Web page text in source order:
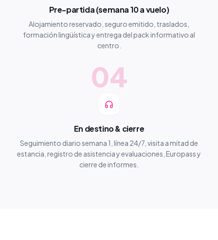
Pre-partida (semana 10 a vuelo)
Alojamiento reservado, seguro emitido, traslados,
formación lingüística y entrega del pack informativo al
centro.
04
En destino & cierre
Seguimiento diario semana 1, línea 24/7, visita a mitad de
estancia, registro de asistencia y evaluaciones, Europass y
cierre de informes.